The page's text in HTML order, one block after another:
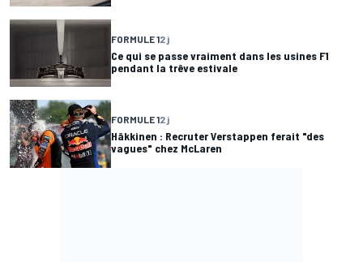
FORMULE 12 j
Ce qui se passe vraiment dans les usines F1
pendant la trêve estivale
FORMULE 12 j
Häkkinen : Recruter Verstappen ferait "des
vagues" chez McLaren